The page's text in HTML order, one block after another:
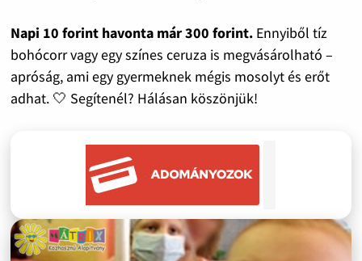
Napi 10 forint havonta már 300 forint.Ennyiből tíz
bohócorr vagy egy színes ceruza is megvásárolható –
apróság, ami egy gyermeknek mégis mosolyt és erőt
adhat. 🤍 Segítenél? Hálásan köszönjük!